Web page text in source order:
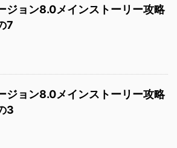
ジョン8.0メインストーリー攻略
7
ジョン8.0メインストーリー攻略
3